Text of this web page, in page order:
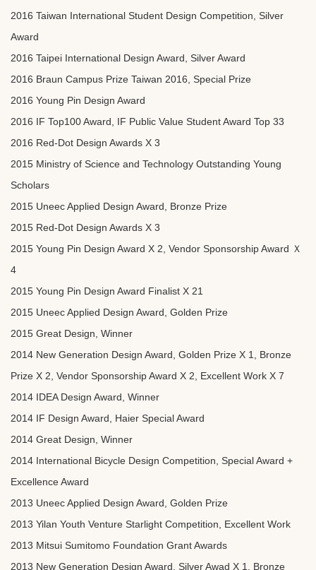
2016 Taiwan International Student Design Competition, Silver
Award
2016 Taipei International Design Award, Silver Award
2016 Braun Campus Prize Taiwan 2016, Special Prize
2016 Young Pin Design Award
2016 IF Top100 Award, IF Public Value Student Award Top 33
2016 Red-Dot Design Awards X 3
2015 Ministry of Science and Technology Outstanding Young
Scholars
2015 Uneec Applied Design Award, Bronze Prize
2015 Red-Dot Design Awards X 3
2015 Young Pin Design Award X 2, Vendor Sponsorship Award Ｘ
4
2015 Young Pin Design Award Finalist X 21
2015 Uneec Applied Design Award, Golden Prize
2015 Great Design, Winner
2014 New Generation Design Award, Golden Prize X 1, Bronze
Prize X 2, Vendor Sponsorship Award X 2, Excellent Work X 7
2014 IDEA Design Award, Winner
2014 IF Design Award, Haier Special Award
2014 Great Design, Winner
2014 International Bicycle Design Competition, Special Award +
Excellence Award
2013 Uneec Applied Design Award, Golden Prize
2013 Yilan Youth Venture Starlight Competition, Excellent Work
2013 Mitsui Sumitomo Foundation Grant Awards
2013 New Generation Design Award, Silver Awad X 1, Bronze